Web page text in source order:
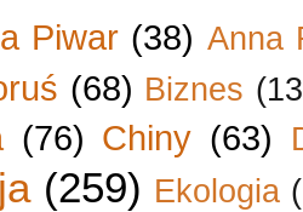
Piwar (38) Anna
(68) Biznes
(76) Chiny (63)
(259) Ekologia